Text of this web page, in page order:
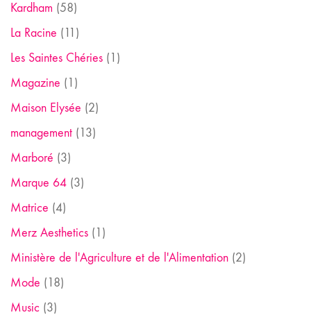
Kardham (58)
La Racine (11)
Les Saintes Chéries (1)
Magazine (1)
Maison Elysée (2)
management (13)
Marboré (3)
Marque 64 (3)
Matrice (4)
Merz Aesthetics (1)
Ministère de l'Agriculture et de l'Alimentation (2)
Mode (18)
Music (3)